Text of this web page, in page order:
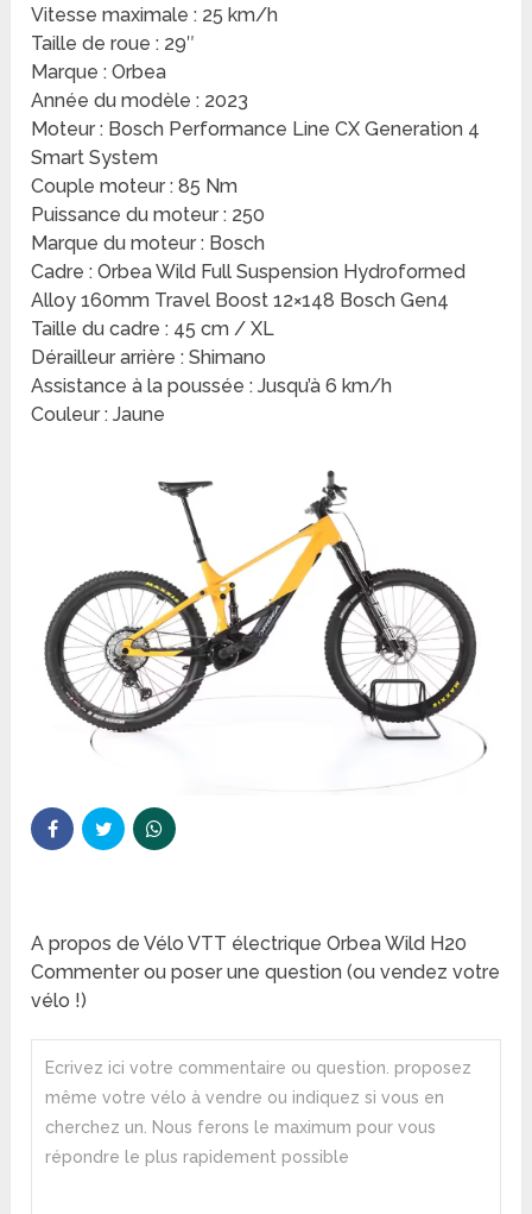
Vitesse maximale : 25 km/h
Taille de roue : 29″
Marque : Orbea
Année du modèle : 2023
Moteur : Bosch Performance Line CX Generation 4
Smart System
Couple moteur : 85 Nm
Puissance du moteur : 250
Marque du moteur : Bosch
Cadre : Orbea Wild Full Suspension Hydroformed
Alloy 160mm Travel Boost 12×148 Bosch Gen4
Taille du cadre : 45 cm / XL
Dérailleur arrière : Shimano
Assistance à la poussée : Jusqu’à 6 km/h
Couleur : Jaune
A propos de Vélo VTT électrique Orbea Wild H20
Commenter ou poser une question (ou vendez votre
vélo !)